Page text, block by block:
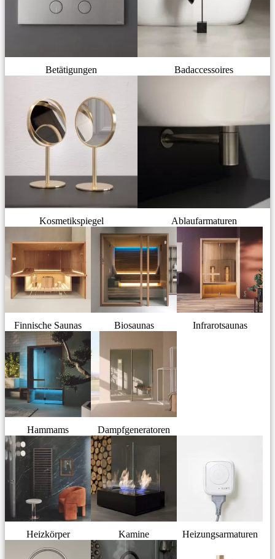
Betätigungen Badaccessoires
Kosmetikspiegel Ablaufarmaturen
Finnische Saunas Biosaunas Infrarotsaunas
Hammams Dampfgeneratoren
Heizkörper Kamine Heizungsarmaturen